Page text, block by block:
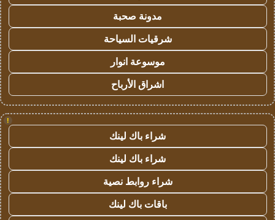
مدونة صحبة
شرقيات السياحة
موسوعة انوار
اشراق الأرباح
!
شراء باك لينك
شراء باك لينك
شراء روابط نصية
باقات باك لينك